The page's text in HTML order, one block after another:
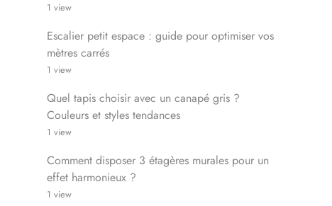
1 view
Escalier petit espace : guide pour optimiser vos
mètres carrés
1 view
Quel tapis choisir avec un canapé gris ?
Couleurs et styles tendances
1 view
Comment disposer 3 étagères murales pour un
effet harmonieux ?
1 view